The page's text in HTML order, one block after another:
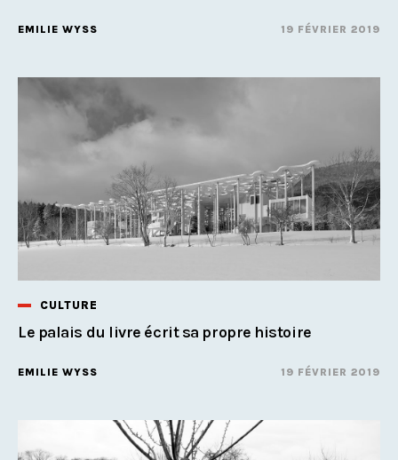
EMILIE WYSS 19 FÉVRIER 2019
CULTURE
Le palais du livre écrit sa propre histoire
EMILIE WYSS 19 FÉVRIER 2019